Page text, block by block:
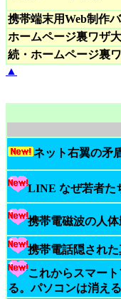
携帯端末用Web制作
ホームページ裏ワザ
続・ホームページ裏
▲
ネット右翼の矛
LINE なぜ若者た
携帯電磁波の人
携帯電話隠され
これからスマー
る。パソコンは消える